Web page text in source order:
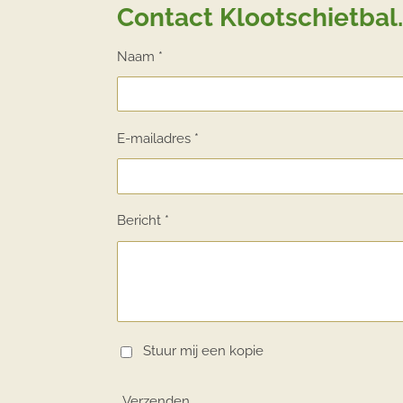
Contact
Naam *
E-mailadres *
Bericht *
Stuur mij een kopie